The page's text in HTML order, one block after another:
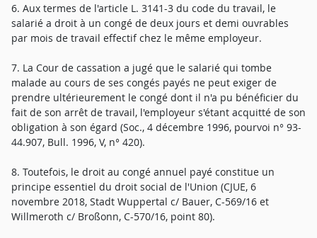
6. Aux termes de l'article L. 3141-3 du code du travail, le
salarié a droit à un congé de deux jours et demi ouvrables
par mois de travail effectif chez le même employeur.
7. La Cour de cassation a jugé que le salarié qui tombe
malade au cours de ses congés payés ne peut exiger de
prendre ultérieurement le congé dont il n'a pu bénéficier du
fait de son arrêt de travail, l'employeur s'étant acquitté de son
obligation à son égard (Soc., 4 décembre 1996, pourvoi n° 93-
44.907, Bull. 1996, V, n° 420).
8. Toutefois, le droit au congé annuel payé constitue un
principe essentiel du droit social de l'Union (CJUE, 6
novembre 2018, Stadt Wuppertal c/ Bauer, C-569/16 et
Willmeroth c/ Broßonn, C-570/16, point 80).